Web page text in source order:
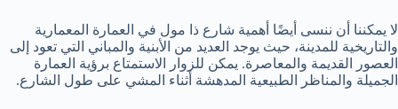
لا يمكننا أن ننسى أيضًا أهمية شارع ذا مول في العمارة المعمارية
والتاريخية للمدينة، حيث يوجد العديد من الأبنية والمباني التي تعود إلى
العصور القديمة والمعاصرة. يمكن للزوار الاستمتاع برؤية العمارة
الجميلة والمناظر الطبيعية المدهشة أثناء المشي على طول الشارع.